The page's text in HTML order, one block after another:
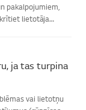
pakalpojumiem,
lietotāja
ja tas turpina
vai lietotņu